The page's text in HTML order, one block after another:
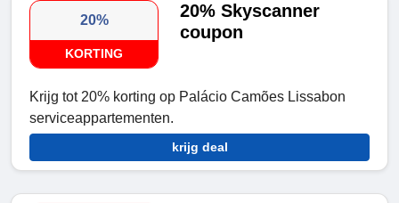
20%
KORTING
20% Skyscanner
coupon
Krijg tot 20% korting op Palácio Camões Lissabon
serviceappartementen.
krijg deal